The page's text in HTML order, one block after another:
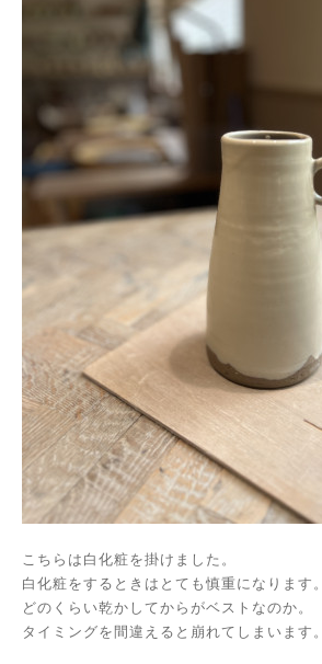
こちらは白化粧を掛けました。
白化粧をするときはとても慎重になります。
どのくらい乾かしてからがベストなのか。
タイミングを間違えると崩れてしまいます。